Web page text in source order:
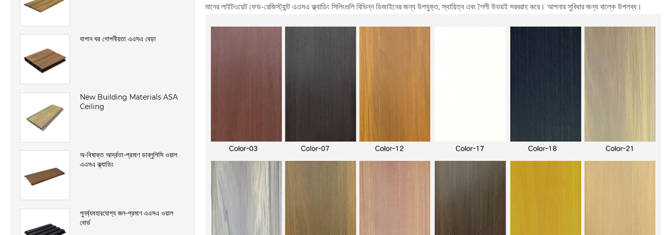
বাগান ঘর গোপনীয়তা এএসএ বেড়া
New Building Materials ASA
Ceiling
অ-বিষাক্ত আর্দ্রতা-প্রমাণ ডাব্লুপিসি ওয়াল
এএসএ ক্ল্যাডিং
পুনর্ব্যবহারযোগ্য জল-প্রমাণ এএসএ ওয়াল
বোর্ড
মানের লাইটওয়েট ফেড-রেজিস্ট্যান্ট এএসএ ক্ল্যাডিং সিলিংগুলি বিভিন্ন ডিজাইনের জন্য উপযুক্ত, স্থায়িত্ব এবং শৈলী উভয়ই সরবরাহ করে। আপনার সুবিধার জন্য বাল্কে উপলব্ধ।